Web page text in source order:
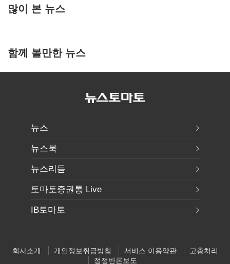
많이 본 뉴스
함께 볼만한 뉴스
뉴스
뉴스북
뉴스리듬
토마토증권통 Live
IB토마토
회사소개 개인정보취급방침 서비스 이용약관
고충처리
정정반론보도